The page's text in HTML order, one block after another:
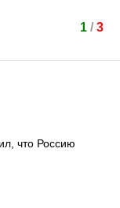
1/ 3
что Россию